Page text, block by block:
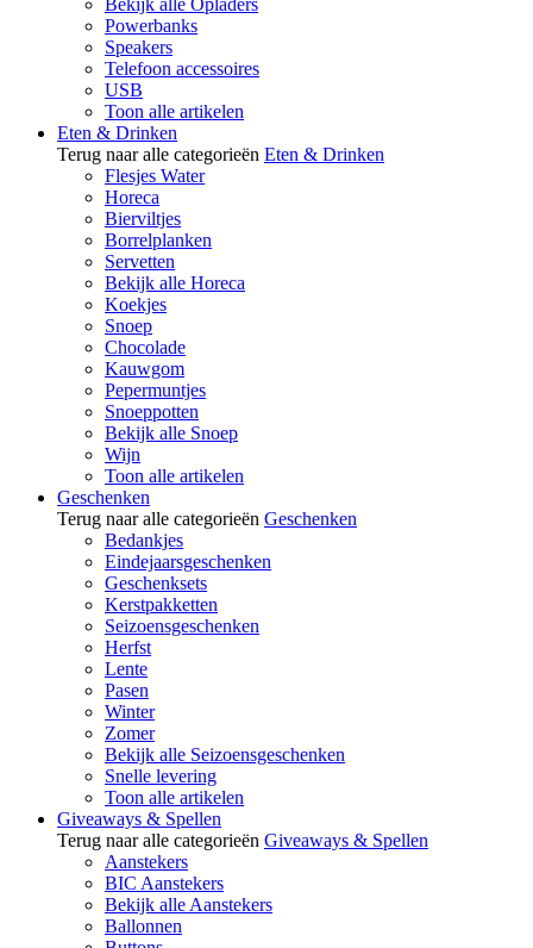
Bekijk alle Opladers
Powerbanks
Speakers
Telefoon accessoires
USB
Toon alle artikelen
Eten & Drinken
Terug naar alle categorieën Eten & Drinken
Flesjes Water
Horeca
Bierviltjes
Borrelplanken
Servetten
Bekijk alle Horeca
Koekjes
Snoep
Chocolade
Kauwgom
Pepermuntjes
Snoeppotten
Bekijk alle Snoep
Wijn
Toon alle artikelen
Geschenken
Terug naar alle categorieën Geschenken
Bedankjes
Eindejaarsgeschenken
Geschenksets
Kerstpakketten
Seizoensgeschenken
Herfst
Lente
Pasen
Winter
Zomer
Bekijk alle Seizoensgeschenken
Snelle levering
Toon alle artikelen
Giveaways & Spellen
Terug naar alle categorieën Giveaways & Spellen
Aanstekers
BIC Aanstekers
Bekijk alle Aanstekers
Ballonnen